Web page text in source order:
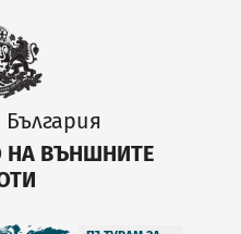
България
НА ВЪНШНИТЕ